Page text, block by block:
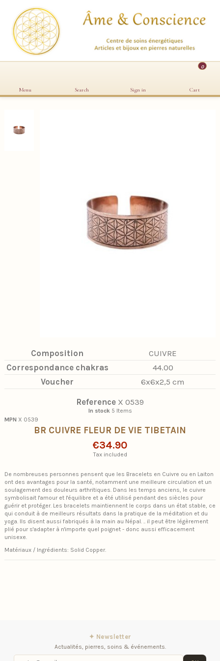
Menu Search Sign in
0
Cart
Composition
CUIVRE
Correspondance chakras
44.00
Voucher
6x6x2,5 cm
Reference X 0539
In stock 5 Items
MPN X 0539
BR CUIVRE FLEUR DE VIE TIBETAIN
€34.90
Tax included
De nombreuses personnes pensent que les Bracelets en Cuivre ou en Laiton
ont des avantages pour la santé, notamment une meilleure circulation et un
soulagement des douleurs arthritiques. Dans les temps anciens, le cuivre
symbolisait l'amour et l'équilibre et a été utilisé pendant des siècles pour
guérir et protéger. Les bracelets maintiennent le corps dans un état stable, ce
qui conduit à de meilleurs résultats dans la pratique de la méditation et du
yoga. Ils disent aussi fabriqués à la main au Népal. .. il peut être légèrement
plié pour s'adapter à n'importe quel poignet - donc aussi efficacement
unisexe.
Matériaux / Ingrédients: Solid Copper.
✦ Newsletter
Actualités, pierres, soins & événements.